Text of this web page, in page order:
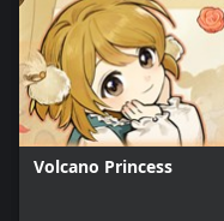
Volcano Princess